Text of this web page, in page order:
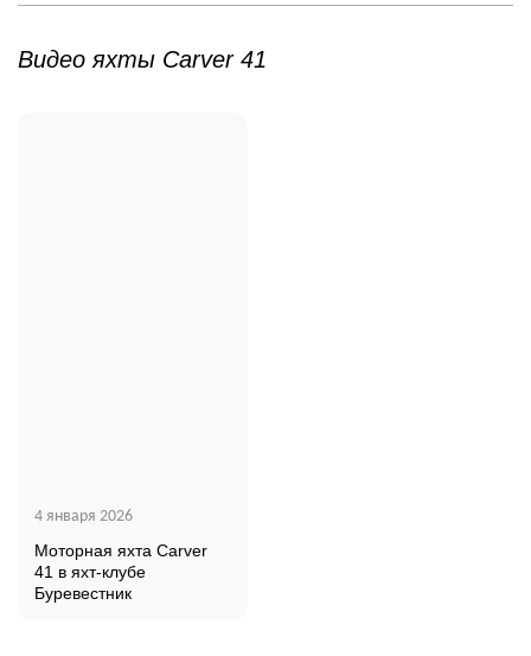
Видео яхты Carver 41
4 января 2026
Моторная яхта Carver
41 в яхт-клубе
Буревестник